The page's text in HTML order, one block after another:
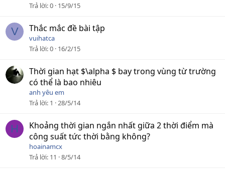
Trả lời 0 15/9/15
V Thắc mắc đề bài tập
vuihatca
Trả lời 0 16/2/15
Thời gian hạt $\alpha $ bay trong vùng từ trường
có thể là bao nhiêu
anh yêu em
Trả lời 1 28/5/14
H
Khoảng thời gian ngắn nhất giữa 2 thời điểm mà
công suất tức thời bằng không?
hoainamcx
Trả lời 11 8/5/14